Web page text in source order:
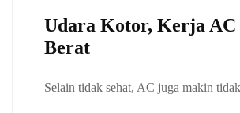
Udara Kotor, Kerja
Berat
Selain tidak sehat, AC juga makin